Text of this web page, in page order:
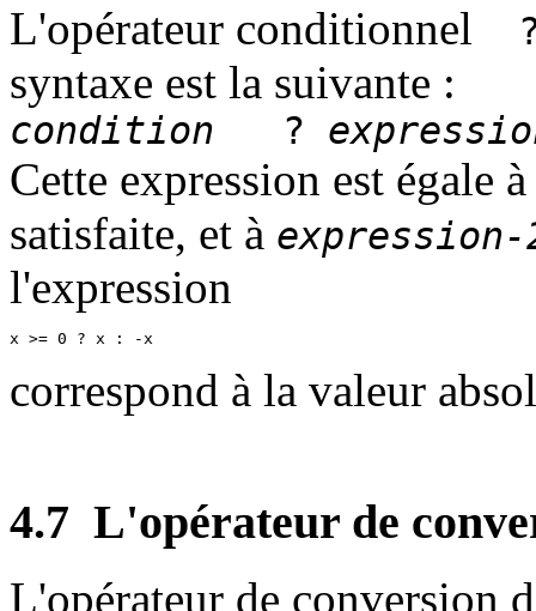
L'opérateur conditionnel
syntaxe est la suivante :
condition ?
Cette expression est égale
satisfaite, et à expression-
l'expression
correspond à la valeur
4.7 L'opérateur de
L'opérateur de conversion